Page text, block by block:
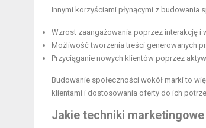
Innymi korzyściami płynącymi z budowania
Wzrost zaangażowania poprzez interakcję i
Możliwość tworzenia treści generowanych
Przyciąganie nowych klientów poprzez
Budowanie społeczności wokół marki to
klientami i dostosowania oferty do ich
Jakie techniki